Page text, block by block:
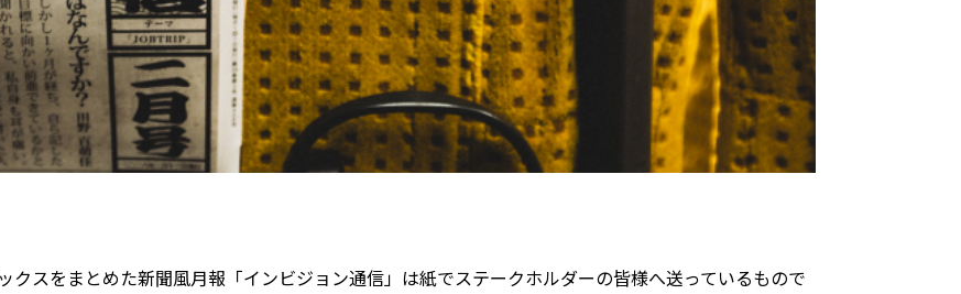
クスをまとめた新聞風月報「インビジョン通信」は紙でステークホルダーの皆様へ送っているもので